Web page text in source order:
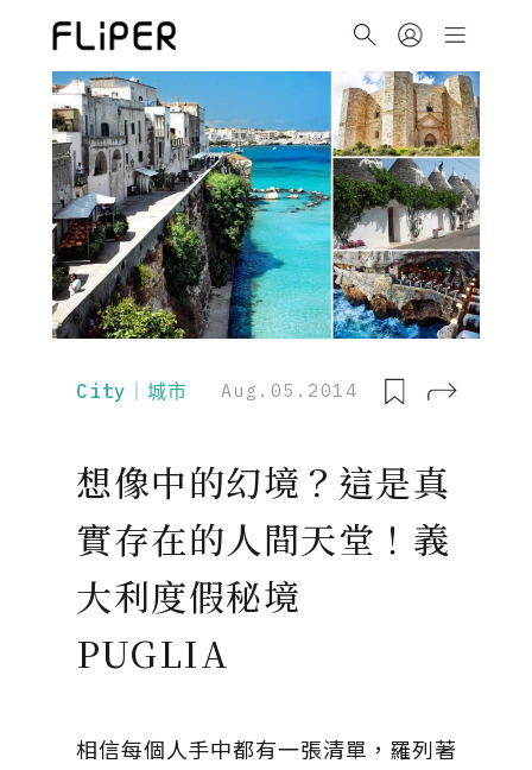
City｜城市 Aug.05.2014
想像中的幻境？這是真
實存在的人間天堂！義
大利度假秘境
PUGLIA
相信每個人手中都有一張清單，羅列著